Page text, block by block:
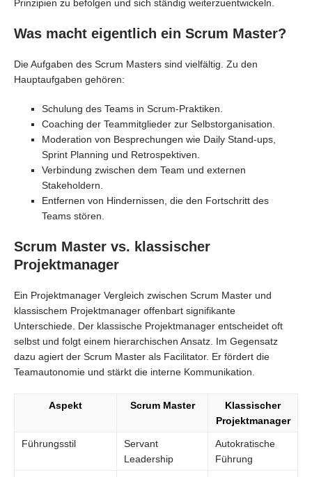
Prinzipien zu befolgen und sich ständig weiterzuentwickeln.
Was macht eigentlich ein Scrum Master?
Die Aufgaben des Scrum Masters sind vielfältig. Zu den
Hauptaufgaben gehören:
Schulung des Teams in Scrum-Praktiken.
Coaching der Teammitglieder zur Selbstorganisation.
Moderation von Besprechungen wie Daily Stand-ups,
Sprint Planning und Retrospektiven.
Verbindung zwischen dem Team und externen
Stakeholdern.
Entfernen von Hindernissen, die den Fortschritt des
Teams stören.
Scrum Master vs. klassischer
Projektmanager
Ein Projektmanager Vergleich zwischen Scrum Master und
klassischem Projektmanager offenbart signifikante
Unterschiede. Der klassische Projektmanager entscheidet oft
selbst und folgt einem hierarchischen Ansatz. Im Gegensatz
dazu agiert der Scrum Master als Facilitator. Er fördert die
Teamautonomie und stärkt die interne Kommunikation.
Aspekt Scrum Master
Klassischer
Projektmanager
Führungsstil
Servant
Leadership
Autokratische
Führung